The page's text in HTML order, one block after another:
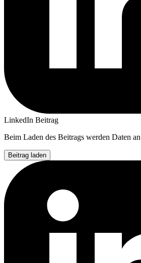
LinkedIn Beitrag
Beim Laden des Beitrags werden Daten
Beitrag laden